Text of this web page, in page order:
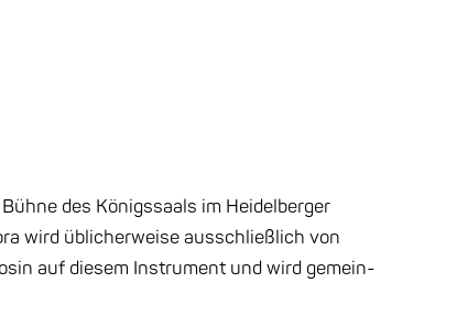
des Königssaals im Heidelberger
wird üblicherweise ausschließlich von
auf diesem Instrument und wird gemein-